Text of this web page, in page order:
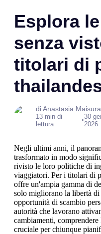
Esplora
senza
titolari di
di Anastasia
13 min di
lettura
•30
2026
Negli ultimi anni, il
trasformato in modo
rivisto le loro politiche di
viaggiatori. Per i titolari di
offre un'ampia gamma di
solo migliorano la libertà
opportunità di scambio
autorità che lavorano
cambiamenti,
cruciale per chiunque